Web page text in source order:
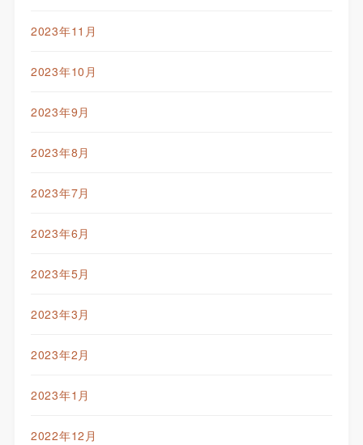
2023年11月
2023年10月
2023年9月
2023年8月
2023年7月
2023年6月
2023年5月
2023年3月
2023年2月
2023年1月
2022年12月